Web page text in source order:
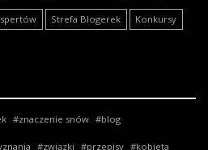
Strefa Blogerek Konkursy
znaczenie snów blog
związki przepisy kobieta